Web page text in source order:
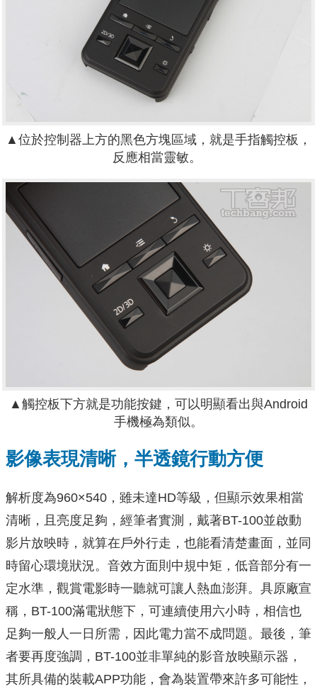
▲ 位於控制器上方的黑色方塊區域，就是手指觸控板，
反應相當靈敏。
▲ 觸控板下方就是功能按鍵，可以明顯看出與Android
手機極為類似。
影像表現清晰，半透鏡行動方便
解析度為960×540，雖未達HD等級，但顯示效果相當
清晰，且亮度足夠，經筆者實測，戴著BT-100並啟動
影片放映時，就算在戶外行走，也能看清楚畫面，並同
時留心環境狀況。音效方面則中規中矩，低音部分有一
定水準，觀賞電影時一聽就可讓人熱血澎湃。具原廠宣
稱，BT-100滿電狀態下，可連續使用六小時，相信也
足夠一般人一日所需，因此電力當不成問題。最後，筆
者要再度強調，BT-100並非單純的影音放映顯示器，
其所具備的裝載APP功能，會為裝置帶來許多可能性，